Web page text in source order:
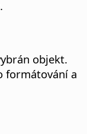
objekt.
formátování a